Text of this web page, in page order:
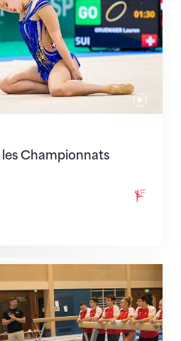
Championnats
avec des objectifs clairs